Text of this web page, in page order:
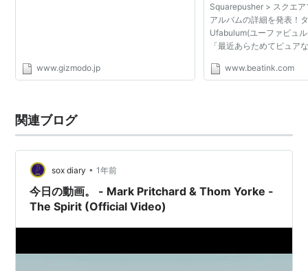
www.gizmodo.jp
Squarepusher > スクエ
アルバムの詳細を発表！
Ufabulum(ユーファビュ
「最近あらためてピュア
とてもメロディックで
www.beatink.com
関連ブログ
sox diary • 1年前
今日の動画。 - Mark Pritchard & Thom Yorke -
The Spirit (Official Video)